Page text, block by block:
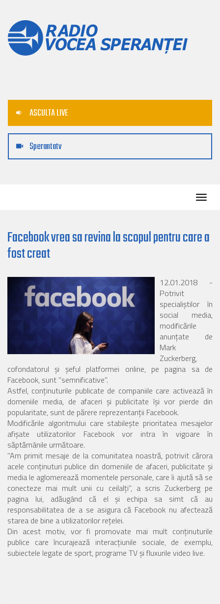
ASCULTA LIVE
Sperantatv
Facebook vrea sa revina la scopul pentru care a
fost creat
12.01.2018 -
Potrivit
specialiştilor în
social media,
modificările
anunţate de
Mark
Zuckerberg,
cofondatorul şi şeful platformei online, pe pagina sa de
Facebook, sunt "semnificative".
Astfel, conţinuturile publicate de companiile care activează în
domeniile media, de afaceri şi publicitate îşi vor pierde din
popularitate, sunt de părere reprezentanţii Facebook.
Modificările algoritmului care stabileşte prioritatea mesajelor
afişate utilizatorilor Facebook vor intra în vigoare în
săptămânile următoare.
"Am primit mesaje de la comunitatea noastră, potrivit cărora
acele conţinuturi publice din domeniile de afaceri, publicitate şi
media le aglomerează momentele personale, care îi ajută să se
conecteze mai mult unii cu ceilalţi", a scris Zuckerberg pe
pagina lui, adăugând că el şi echipa sa simt că au
responsabilitatea de a se asigura că Facebook nu afectează
starea de bine a utilizatorilor reţelei.
Din acest motiv, vor fi promovate mai mult conţinuturile
publice care încurajează interacţiunile sociale, de exemplu,
subiectele legate de sport, programe TV şi fluxurile video live.